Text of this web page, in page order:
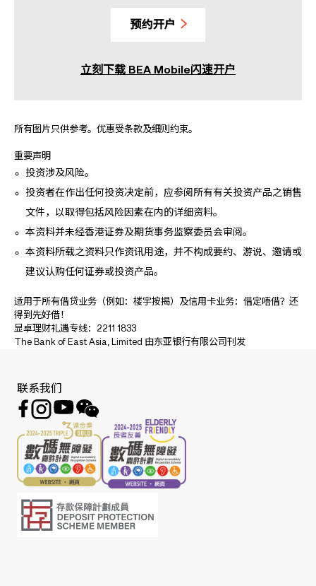
预约开户
立刻下载 BEA Mobile闪速开户
所有图片只供参考。优惠受条款及细则约束。
重要声明
投资涉及风险。
投资者在作出任何投资决定前，应参阅所有有关投资产品之销售
文件，以取得包括风险因素在内的详细资料。
本资料并未经香港证券及期货事务监察委员会审阅。
本资料所载之资料只作资讯用途，并不构成要约、游说、邀请或
建议认购任何证券或投资产品。
适用于所有借贷业务（例如：楼宇按揭）及信用卡业务：借定唔借？还
得到先好借！
显卓理财礼遇专线：2211 1833
The Bank of East Asia, Limited 由东亚银行有限公司刊发
联系我们